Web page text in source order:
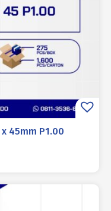
x 45mm P1.00